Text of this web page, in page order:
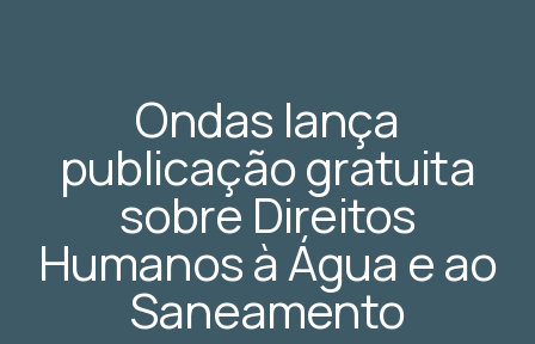
Ondas lança
publicação gratuita
sobre Direitos
Humanos à Água e ao
Saneamento